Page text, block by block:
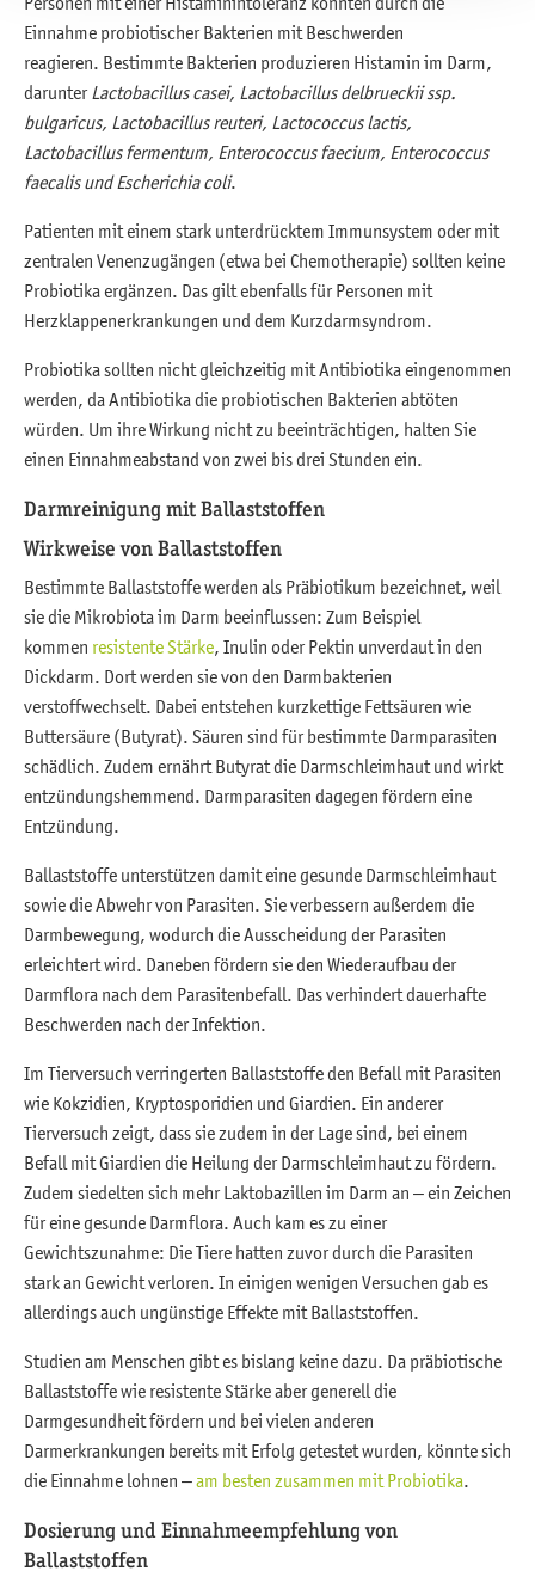
Einnahme probiotischer Bakterien mit Beschwerden
reagieren. Bestimmte Bakterien produzieren Histamin im Darm,
darunter Lactobacillus casei, Lactobacillus delbrueckii ssp.
bulgaricus, Lactobacillus reuteri, Lactococcus lactis,
Lactobacillus fermentum, Enterococcus faecium, Enterococcus
faecalis und Escherichia coli.
Patienten mit einem stark unterdrücktem Immunsystem oder mit
zentralen Venenzugängen (etwa bei Chemotherapie) sollten keine
Probiotika ergänzen. Das gilt ebenfalls für Personen mit
Herzklappenerkrankungen und dem Kurzdarmsyndrom.
Probiotika sollten nicht gleichzeitig mit Antibiotika eingenommen
werden, da Antibiotika die probiotischen Bakterien abtöten
würden. Um ihre Wirkung nicht zu beeinträchtigen, halten Sie
einen Einnahmeabstand von zwei bis drei Stunden ein.
Darmreinigung mit Ballaststoffen
Wirkweise von Ballaststoffen
Bestimmte Ballaststoffe werden als Präbiotikum bezeichnet, weil
sie die Mikrobiota im Darm beeinflussen: Zum Beispiel
kommen resistente Stärke, Inulin oder Pektin unverdaut in den
Dickdarm. Dort werden sie von den Darmbakterien
verstoffwechselt. Dabei entstehen kurzkettige Fettsäuren wie
Buttersäure (Butyrat). Säuren sind für bestimmte Darmparasiten
schädlich. Zudem ernährt Butyrat die Darmschleimhaut und wirkt
entzündungshemmend. Darmparasiten dagegen fördern eine
Entzündung.
Ballaststoffe unterstützen damit eine gesunde Darmschleimhaut
sowie die Abwehr von Parasiten. Sie verbessern außerdem die
Darmbewegung, wodurch die Ausscheidung der Parasiten
erleichtert wird. Daneben fördern sie den Wiederaufbau der
Darmflora nach dem Parasitenbefall. Das verhindert dauerhafte
Beschwerden nach der Infektion.
Im Tierversuch verringerten Ballaststoffe den Befall mit Parasiten
wie Kokzidien, Kryptosporidien und Giardien. Ein anderer
Tierversuch zeigt, dass sie zudem in der Lage sind, bei einem
Befall mit Giardien die Heilung der Darmschleimhaut zu fördern.
Zudem siedelten sich mehr Laktobazillen im Darm an – ein Zeichen
für eine gesunde Darmflora. Auch kam es zu einer
Gewichtszunahme: Die Tiere hatten zuvor durch die Parasiten
stark an Gewicht verloren. In einigen wenigen Versuchen gab es
allerdings auch ungünstige Effekte mit Ballaststoffen.
Studien am Menschen gibt es bislang keine dazu. Da präbiotische
Ballaststoffe wie resistente Stärke aber generell die
Darmgesundheit fördern und bei vielen anderen
Darmerkrankungen bereits mit Erfolg getestet wurden, könnte sich
die Einnahme lohnen –am besten zusammen mit Probiotika.
Dosierung und Einnahmeempfehlung von
Ballaststoffen